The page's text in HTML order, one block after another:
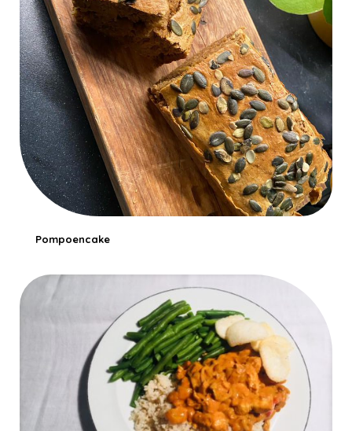
Pompoencake